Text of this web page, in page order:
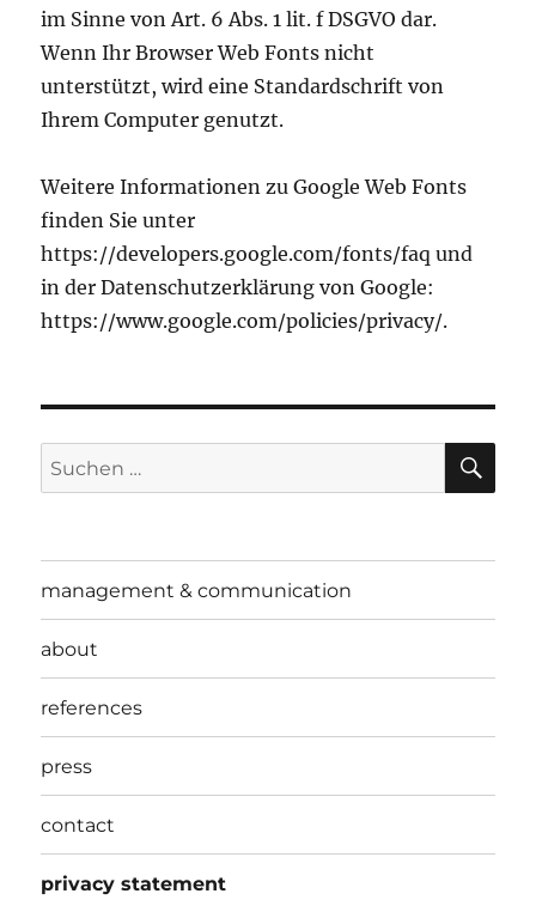
im Sinne von Art. 6 Abs. 1 lit. f DSGVO dar.
Wenn Ihr Browser Web Fonts nicht
unterstützt, wird eine Standardschrift von
Ihrem Computer genutzt.
Weitere Informationen zu Google Web Fonts
finden Sie unter
https://developers.google.com/fonts/faq und
in der Datenschutzerklärung von Google:
https://www.google.com/policies/privacy/.
Suchen
nach:
management & communication
about
references
press
contact
privacy statement